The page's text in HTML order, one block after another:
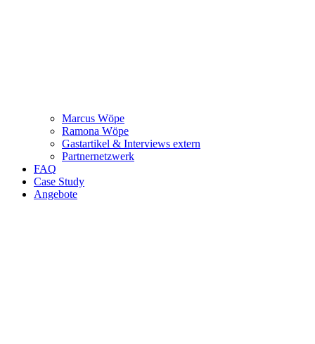
Marcus Wöpe
Ramona Wöpe
Gastartikel & Interviews extern
Partnernetzwerk
FAQ
Case Study
Angebote